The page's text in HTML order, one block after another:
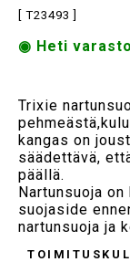
[ T23493 ]
◉ Heti
Trixie
kangas on
säädettävä,
päällä.
Nartunsuoja
suojaside
nartunsuoja ja